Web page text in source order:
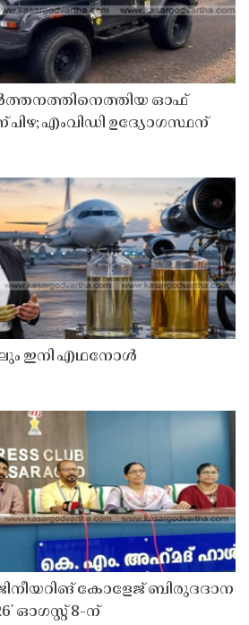
ഓഫ്
എംവിഡി ഉദ്യോഗസ്ഥന്
ഇനി എഥനോൾ
കോളേജ് ബിരുദദാന
ഓഗസ്റ്റ് 8-ന്